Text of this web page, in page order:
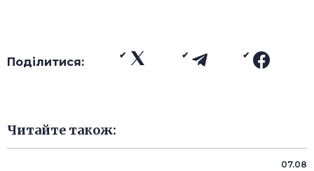
Поділитися:
Читайте також:
07.08